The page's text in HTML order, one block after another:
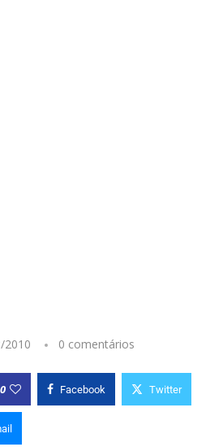
2010 0 comentários
0 Facebook Twitter